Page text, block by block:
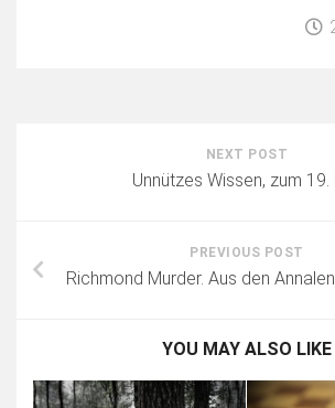
NEXT POST
Unnützes Wissen, zum 19.
PREVIOUS POST
Richmond Murder. Aus den
YOU MAY ALSO LIKE